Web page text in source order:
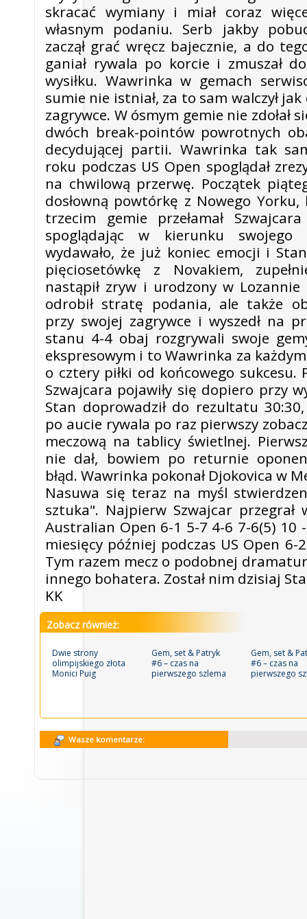
skracać wymiany i miał coraz
własnym podaniu. Serb jakby
zaczął grać wręcz bajecznie, a do
ganiał rywala po korcie i zmuszał
wysiłku. Wawrinka w gemach
sumie nie istniał, za to sam walczył jak
zagrywce. W ósmym gemie nie zdołał
dwóch break-pointów powrotnych
decydującej partii. Wawrinka tak
roku podczas US Open spoglądał
na chwilową przerwę. Początek
dosłowną powtórkę z Nowego
trzecim gemie przełamał
spoglądając w kierunku
wydawało, że już koniec emocji i
pięciosetówkę z Novakiem,
nastąpił zryw i urodzony w
odrobił stratę podania, ale także
przy swojej zagrywce i wyszedł na
stanu 4-4 obaj rozgrywali swoje
ekspresowym i to Wawrinka za
o cztery piłki od końcowego sukcesu.
Szwajcara pojawiły się dopiero przy
Stan doprowadził do rezultatu
po aucie rywala po raz pierwszy
meczową na tablicy świetlnej.
nie dał, bowiem po returnie
błąd. Wawrinka pokonał Djokovica w
Nasuwa się teraz na myśl
sztuka". Najpierw Szwajcar przegrał
Australian Open 6-1 5-7 4-6 7-6(5) 10
miesięcy później podczas US Open 6-
Tym razem mecz o podobnej
innego bohatera. Został nim dzisiaj
KK
Zobacz również:
Dwie strony
olimpijskiego złota
Monici Puig
Gem, set & Patryk
#6 – czas na
pierwszego szlema
Gem, set &
#6 – czas na
pierwszego
Wasze komentarze: